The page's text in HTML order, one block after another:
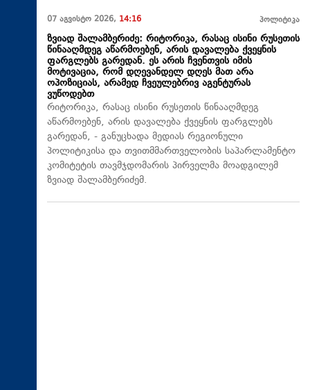
07 აგვისტო 2026, 14:16 პოლიტიკა
ზვიად შალამბერიძე: რიტორიკა, რასაც ისინი რუსეთის
წინააღმდეგ აწარმოებენ, არის დავალება ქვეყნის
ფარგლებს გარედან. ეს არის ჩვენთვის იმის
მოტივაცია, რომ დღევანდელ დღეს მათ არა
ოპოზიციას, არამედ ჩვეულებრივ აგენტურას
ვუწოდებთ
რიტორიკა, რასაც ისინი რუსეთის წინააღმდეგ
აწარმოებენ, არის დავალება ქვეყნის ფარგლებს
გარედან, - განუცხადა მედიას რეგიონული
პოლიტიკისა და თვითმმართველობის საპარლამენტო
კომიტეტის თავმჯდომარის პირველმა მოადგილემ
ზვიად შალამბერიძემ.